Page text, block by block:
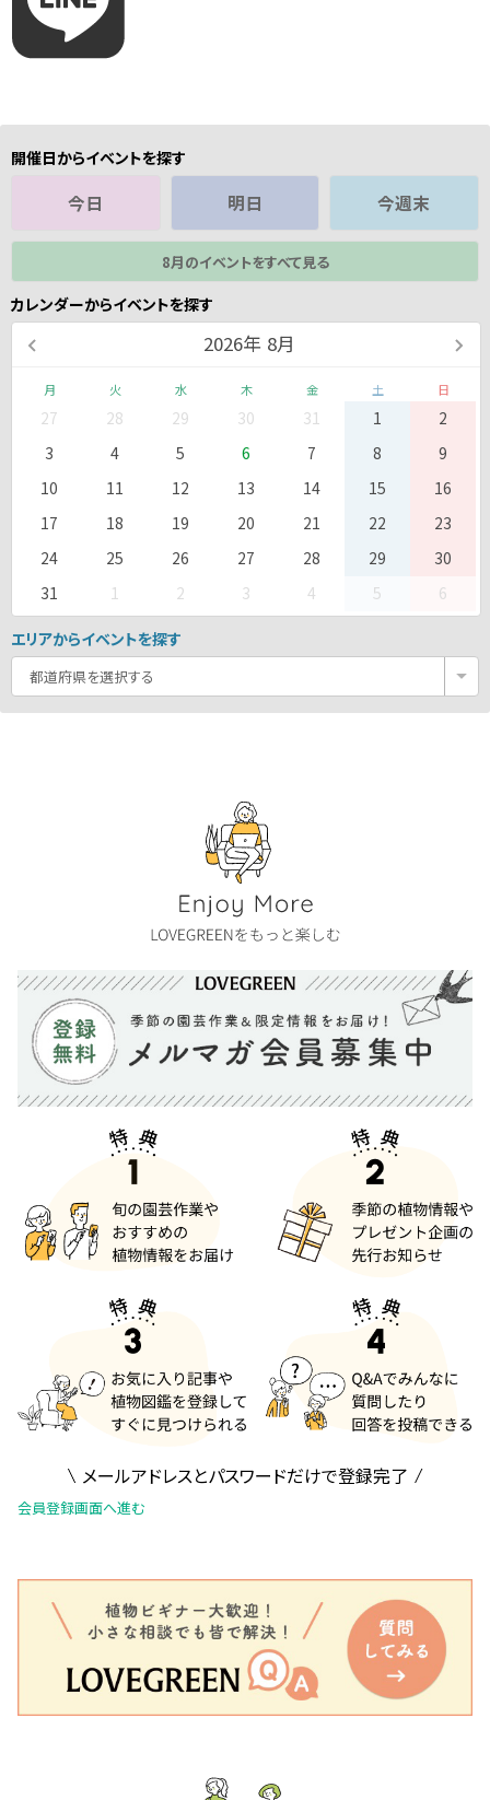
開催日からイベントを探す
今日 明日 今週末
8月のイベントをすべて見る
カレンダーからイベントを探す
2026年 8月
月 火 水 木 金 土 日
27 28 29 30 31 1
2
3
4 5 6 7 8
9
10
11 12 13 14 15
16
17
18 19 20 21 22
23
24
25 26 27 28 29
30
31
1 2 3 4 5 6
エリアからイベントを探す
メールアドレスとパスワードだけで登録完了
会員登録画面へ進む